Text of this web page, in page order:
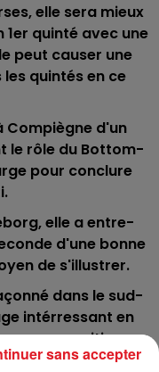
elle sera mieux
1er quinté avec une
peut causer une
quintés en ce
Compiègne d'un
le rôle du Bottom-
pour conclure
elle a entre-
d'une bonne
de s'illustrer.
dans le sud-
intérressant en
sa position en
sans accepter